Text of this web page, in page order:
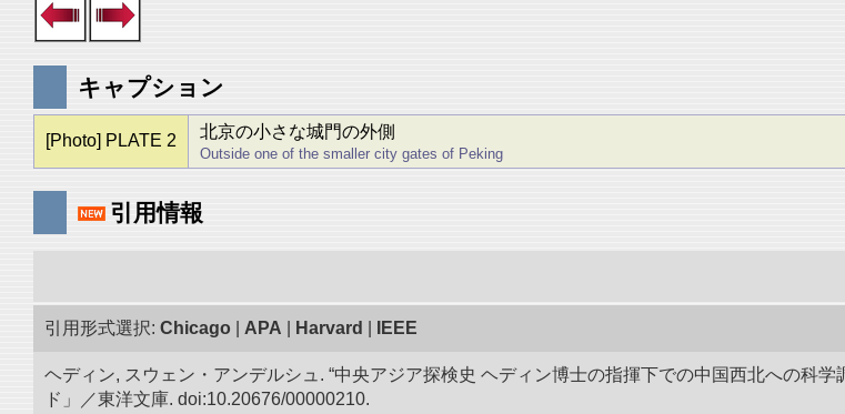
キャプション
[Photo] PLATE 2 北京の小さな城門の外側
Outside one of the smaller city gates of Peking
引用情報
引用形式選択: Chicago APA Harvard IEEE
ヘディン, スウェン・アンデルシュ. “中央アジア探検史 ヘディン博士の指揮下での中国西北への科
ド」／東洋文庫. doi:10.20676/00000210.